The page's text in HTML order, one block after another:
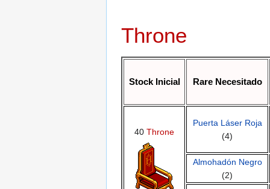
Throne
Stock Inicial Rare Necesitado
40 Throne
Puerta Láser Roja
(4)
Almohadón Negro
(2)